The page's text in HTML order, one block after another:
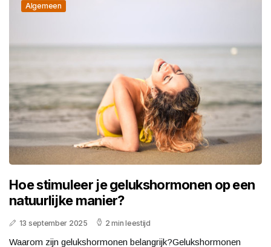
Algemeen
Hoe stimuleer je gelukshormonen op een
natuurlijke manier?
13 september 2025 2 min leestijd
Waarom zijn gelukshormonen belangrijk?Gelukshormonen